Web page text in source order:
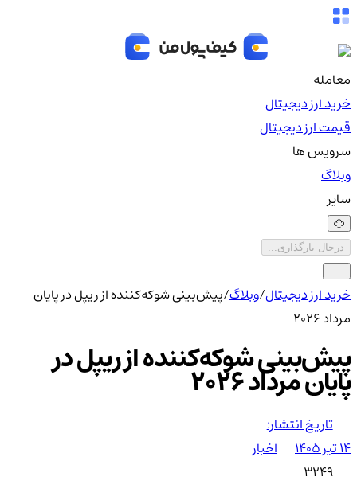
معامله
خرید ارز دیجیتال
قیمت ارز دیجیتال
سرویس ها
وبلاگ
سایر
درحال بارگذاری...
خرید ارز دیجیتال/وبلاگ/پیش‌بینی شوکه‌کننده از ریپل در پایان
مرداد 2026
پیش‌بینی شوکه‌کننده از ریپل در
پایان مرداد 2026
تاریخ انتشار:
۱۴ تیر ۱۴۰۵
اخبار
3249